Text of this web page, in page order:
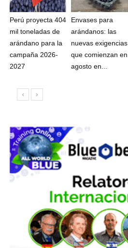
Perú proyecta 404
mil toneladas de
arándano para la
campaña 2026-
2027
Envases para
arándanos: las
nuevas exigencias
que comienzan en
agosto en...